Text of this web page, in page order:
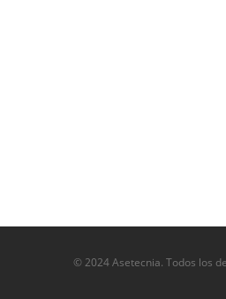
© 2024 Asetecnia. Todos los